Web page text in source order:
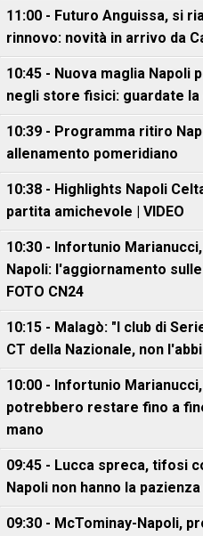
11:00 - Futuro Anguissa, si
rinnovo: novità in arrivo da
10:45 - Nuova maglia
negli store fisici: guardate la
10:39 - Programma ritiro
allenamento pomeridiano
10:38 - Highlights Napoli
partita amichevole | VIDEO
10:30 - Infortunio
Napoli: l'aggiornamento
FOTO CN24
10:15 - Malagò: "I club di
CT della Nazionale, non
10:00 - Infortunio
potrebbero restare fino a
mano
09:45 - Lucca spreca, tifosi
Napoli non hanno la
09:30 - McTominay-Napoli,